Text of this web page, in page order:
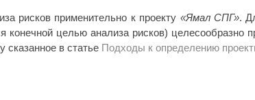
рисков применительно к проекту «Ямал СПГ».
конечной целью анализа рисков) целесообразно
сказанное в статье Подходы к определению